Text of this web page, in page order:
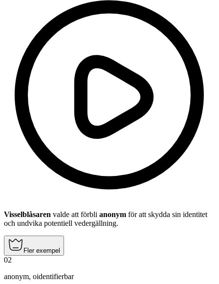
Visselblåsaren valde att förbli anonym för att skydda sin identitet
och undvika potentiell vedergällning.
Fler exempel
02
anonym, oidentifierbar